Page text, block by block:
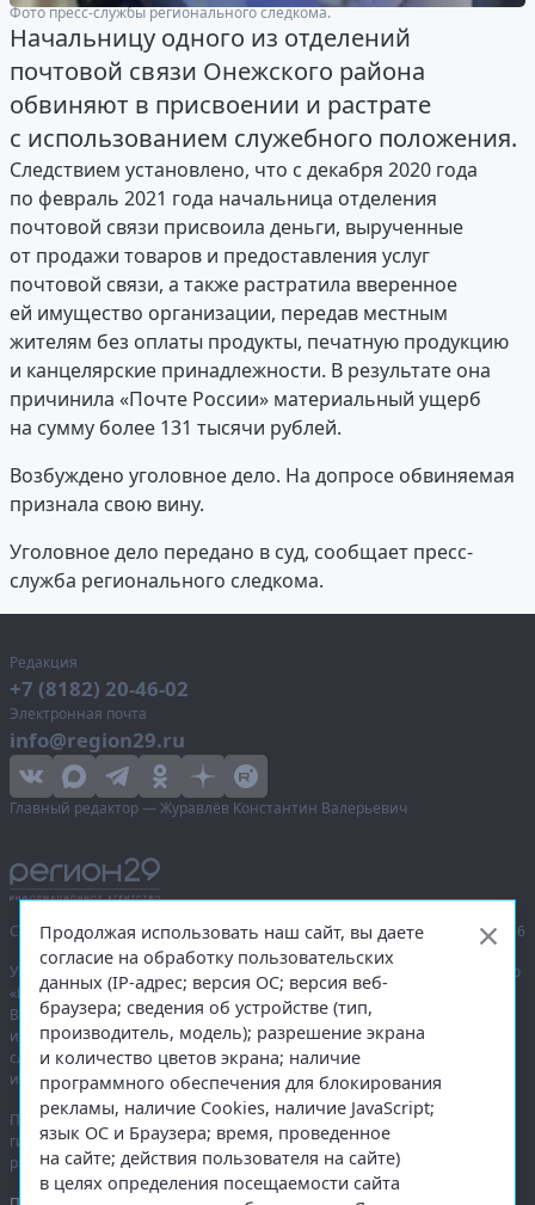
Фото пресс-службы регионального следкома.
Начальницу одного из отделений
почтовой связи Онежского района
обвиняют в присвоении и растрате
с использованием служебного положения.
Следствием установлено, что с декабря 2020 года
по февраль 2021 года начальница отделения
почтовой связи присвоила деньги, вырученные
от продажи товаров и предоставления услуг
почтовой связи, а также растратила вверенное
ей имущество организации, передав местным
жителям без оплаты продукты, печатную продукцию
и канцелярские принадлежности. В результате она
причинила «Почте России» материальный ущерб
на сумму более 131 тысячи рублей.
Возбуждено уголовное дело. На допросе обвиняемая
признала свою вину.
Уголовное дело передано в суд, сообщает пресс-
служба регионального следкома.
Редакция
+7 (8182) 20-46-02
Электронная почта
info@region29.ru
Главный редактор — Журавлёв Константин Валерьевич
Сетевое издание «Информационное агентство Регион 29»,
© 2016–2026
Учредитель — общество с ограниченной ответственностью «Агентство
«Правда Севера».
Выписка из реестра зарегистрированных средств массовой
информации:ЭЛ № ФС 77-74226от 09.11.2018 выдано Федеральной
службой по надзору в сфере связи, информационных технологий
и массовых коммуникаций (Роскомнадзор).
При полном или частичном использовании любых материалов
гиперссылка на region29.ruобязательна. Копирование материалов без
разрешения администрации сайта запрещено.
Продолжая использовать наш сайт, вы даете
согласие на обработку пользовательских
данных (IP-адрес; версия ОС; версия веб-
браузера; сведения об устройстве (тип,
производитель, модель); разрешение экрана
и количество цветов экрана; наличие
программного обеспечения для блокирования
рекламы, наличие Cookies, наличие JavaScript;
язык ОС и Браузера; время, проведенное
на сайте; действия пользователя на сайте)
в целях определения посещаемости сайта